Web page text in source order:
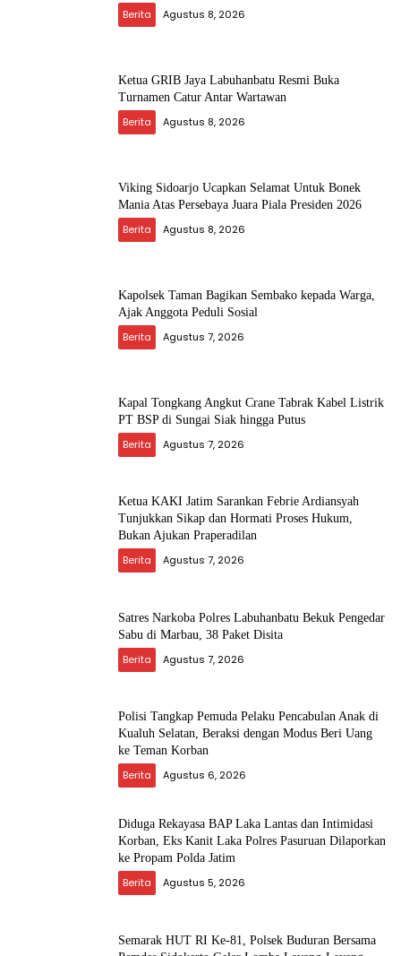
Berita Agustus 8, 2026
Ketua GRIB Jaya Labuhanbatu Resmi Buka
Turnamen Catur Antar Wartawan
Berita Agustus 8, 2026
Viking Sidoarjo Ucapkan Selamat Untuk Bonek
Mania Atas Persebaya Juara Piala Presiden 2026
Berita Agustus 8, 2026
Kapolsek Taman Bagikan Sembako kepada Warga,
Ajak Anggota Peduli Sosial
Berita Agustus 7, 2026
Kapal Tongkang Angkut Crane Tabrak Kabel Listrik
PT BSP di Sungai Siak hingga Putus
Berita Agustus 7, 2026
Ketua KAKI Jatim Sarankan Febrie Ardiansyah
Tunjukkan Sikap dan Hormati Proses Hukum,
Bukan Ajukan Praperadilan
Berita Agustus 7, 2026
Satres Narkoba Polres Labuhanbatu Bekuk Pengedar
Sabu di Marbau, 38 Paket Disita
Berita Agustus 7, 2026
Polisi Tangkap Pemuda Pelaku Pencabulan Anak di
Kualuh Selatan, Beraksi dengan Modus Beri Uang
ke Teman Korban
Berita Agustus 6, 2026
Diduga Rekayasa BAP Laka Lantas dan Intimidasi
Korban, Eks Kanit Laka Polres Pasuruan Dilaporkan
ke Propam Polda Jatim
Berita Agustus 5, 2026
Semarak HUT RI Ke-81, Polsek Buduran Bersama